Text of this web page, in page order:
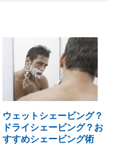
ウェットシェービング？
ドライシェービング？お
すすめシェービング術